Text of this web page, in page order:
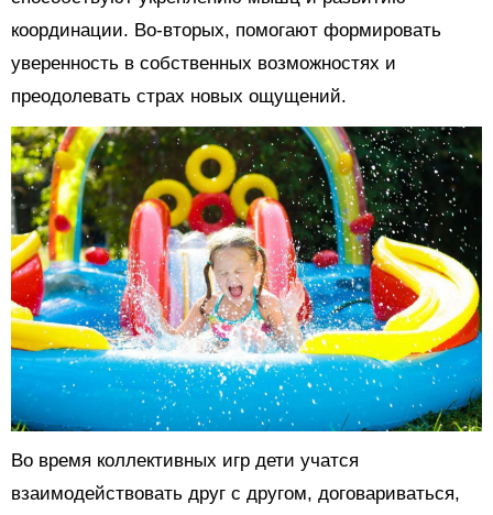
координации. Во-вторых, помогают формировать
уверенность в собственных возможностях и
преодолевать страх новых ощущений.
Во время коллективных игр дети учатся
взаимодействовать друг с другом, договариваться,